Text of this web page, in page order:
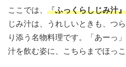
ここでは、 『ふっくらしじみ汁』
じみ汁は、うれしいときも、つ
り添う名物料理です。「あーっ
汁を飲む姿に、こちらまでほっ